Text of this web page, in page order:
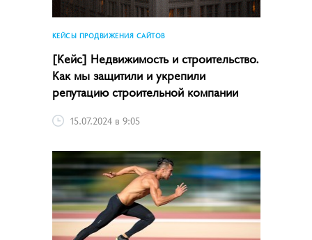
КЕЙСЫ ПРОДВИЖЕНИЯ САЙТОВ
[Кейс] Недвижимость и строительство.
Как мы защитили и укрепили
репутацию строительной компании
15.07.2024 в 9:05